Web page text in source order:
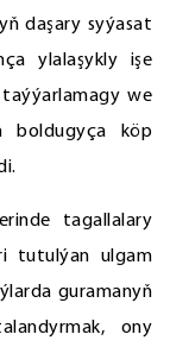
daşary syýasat
ylalaşykly işe
taýýarlamagy we
boldugyça köp
tagallalary
tutulýan ulgam
guramanyň
ony